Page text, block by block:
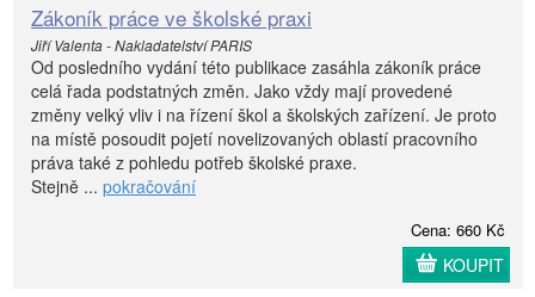
Zákoník práce ve školské praxi
Jiří Valenta - Nakladatelství PARIS
Od posledního vydání této publikace zasáhla zákoník práce
celá řada podstatných změn. Jako vždy mají provedené
změny velký vliv i na řízení škol a školských zařízení. Je proto
na místě posoudit pojetí novelizovaných oblastí pracovního
práva také z pohledu potřeb školské praxe.
Stejně ... pokračování
Cena: 660 Kč
KOUPIT